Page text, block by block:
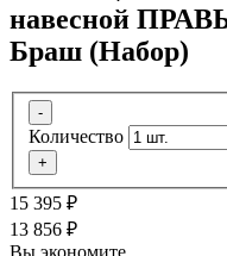
навесной
Браш (Набор)
-
Количество
+
15 395 ₽
13 856 ₽